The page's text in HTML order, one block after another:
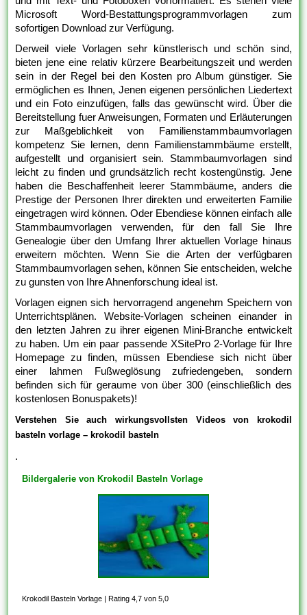
Microsoft Word-Bestattungsprogrammvorlagen zum
sofortigen Download zur Verfügung.
Derweil viele Vorlagen sehr künstlerisch und schön sind,
bieten jene eine relativ kürzere Bearbeitungszeit und werden
sein in der Regel bei den Kosten pro Album günstiger. Sie
ermöglichen es Ihnen, Jenen eigenen persönlichen Liedertext
und ein Foto einzufügen, falls das gewünscht wird. Über die
Bereitstellung fuer Anweisungen, Formaten und Erläuterungen
zur Maßgeblichkeit von Familienstammbaumvorlagen
kompetenz Sie lernen, denn Familienstammbäume erstellt,
aufgestellt und organisiert sein. Stammbaumvorlagen sind
leicht zu finden und grundsätzlich recht kostengünstig. Jene
haben die Beschaffenheit leerer Stammbäume, anders die
Prestige der Personen Ihrer direkten und erweiterten Familie
eingetragen wird können. Oder Ebendiese können einfach alle
Stammbaumvorlagen verwenden, für den fall Sie Ihre
Genealogie über den Umfang Ihrer aktuellen Vorlage hinaus
erweitern möchten. Wenn Sie die Arten der verfügbaren
Stammbaumvorlagen sehen, können Sie entscheiden, welche
zu gunsten von Ihre Ahnenforschung ideal ist.
Vorlagen eignen sich hervorragend angenehm Speichern von
Unterrichtsplänen. Website-Vorlagen scheinen einander in
den letzten Jahren zu ihrer eigenen Mini-Branche entwickelt
zu haben. Um ein paar passende XSitePro 2-Vorlage für Ihre
Homepage zu finden, müssen Ebendiese sich nicht über
einer lahmen Fußweglösung zufriedengeben, sondern
befinden sich für geraume von über 300 (einschließlich des
kostenlosen Bonuspakets)!
Verstehen Sie auch wirkungsvollsten Videos von krokodil
basteln vorlage – krokodil basteln
.
Bildergalerie von Krokodil Basteln Vorlage
Krokodil Basteln Vorlage |Rating 4,7 von 5,0